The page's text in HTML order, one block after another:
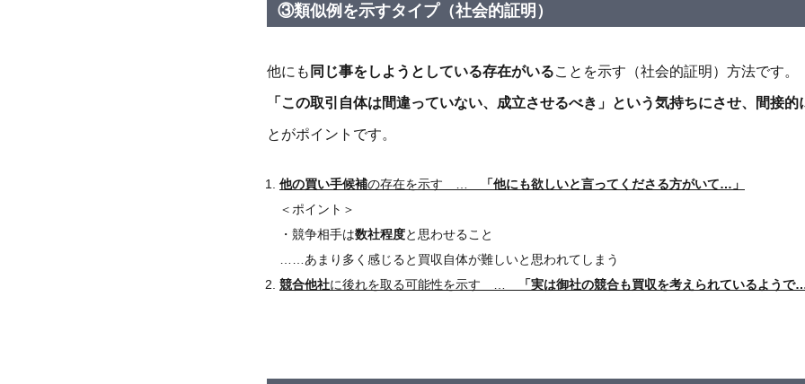
③類似例を示すタイプ（社会的証明）
他にも 同じ事をしようとしている存在がいることを示す（社会的証明）方法です。
「この取引自体は間違っていない、成立させるべき」という気持ちにさせ、間接
とがポイントです。
他の買い手候補の存在を示す …
「他にも欲しいと言ってくださる方がいて…」
＜ポイント＞
・競争相手は数社程度と思わせること
……あまり多く感じると買収自体が難しいと思われてしまう
競合他社に後れを取る可能性を示す … 「実は御社の競合も買収を考えられているようで